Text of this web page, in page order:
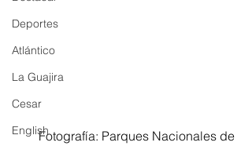
Deportes
Atlántico
La Guajira
Cesar
EnglishFotografía: Parques Nacionales de